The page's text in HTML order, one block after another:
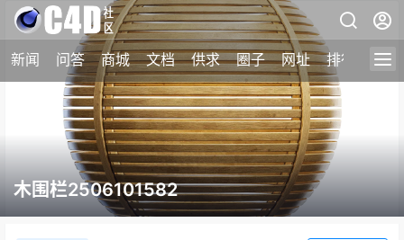
新闻 问答 商城 文档 供求 圈子 网址 排行榜
木围栏2506101582